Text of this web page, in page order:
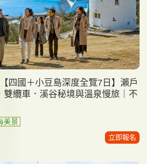
四國＋小豆島深度全覽7日】瀨戶
雙纜車．溪谷秘境與溫泉慢旅｜不
美景
立即報名